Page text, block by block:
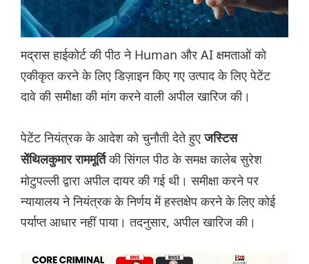
मद्रास हाईकोर्ट की पीठ ने Human और AI क्षमताओं को
एकीकृत करने के लिए डिज़ाइन किए गए उत्पाद के लिए पेटेंट
दावे की समीक्षा की मांग करने वाली अपील खारिज की।
पेटेंट नियंत्रक के आदेश को चुनौती देते हुएजस्टिस
सेंथिलकुमार राममूर्तिकी सिंगल पीठ के समक्ष कालेब सुरेश
मोटुपल्ली द्वारा अपील दायर की गई थी। समीक्षा करने पर
न्यायालय ने नियंत्रक के निर्णय में हस्तक्षेप करने के लिए कोई
पर्याप्त आधार नहीं पाया। तदनुसार, अपील खारिज की।